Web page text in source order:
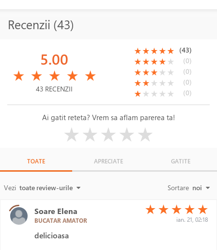
Recenzii (43)
5.00
★ ★ ★ ★ ★
43 RECENZII
(*)
★(*)
★(*)
★(*)
★(*)
★ (43)
(*)
★(*)
★(*)
★(*)
★( )
★ (0)
(*)
★(*)
★(*)
★( )
★ ( )
★ (0)
(*)
★(*)
★( )
★ ( )
★ ( )
★ (0)
(*)
★( )
★ ( )
★ ( )
★ ( )
★ (0)
Ai gatit reteta? Vrem sa aflam parerea ta!
★★★★★
TOATE APRECIATE GATITE
Vezi toate review-urile Sortare noi
Soare Elena
BUCATAR AMATOR
(*)
★ (*)
★ (*)
★ (*)
★ (*)
★
ian. 21, 02:18
delicioasa